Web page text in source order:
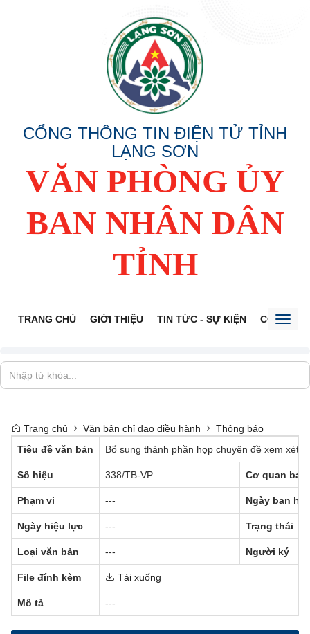
CỔNG THÔNG TIN ĐIỆN TỬ TỈNH
LẠNG SƠN
VĂN PHÒNG ỦY
BAN NHÂN DÂN
TỈNH
TRANG CHỦ GIỚI THIỆU TIN TỨC - SỰ KIỆN CỔNG
Trang chủ Văn bản chỉ đạo điều hành
Thông báo
Tiêu đề văn bản
Bổ sung thành phần họp chuyên đề xem xét
Số hiệu 338/TB-VP Cơ quan ban
Phạm vi --- Ngày ban
Ngày hiệu lực --- Trạng thái
Loại văn bản --- Người ký
File đính kèm Tải xuống
Mô tả ---